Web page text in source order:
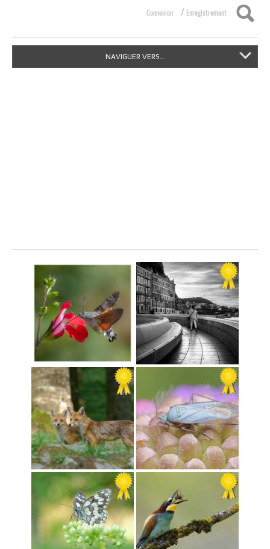
Connexion / Enregistrement
NAVIGUER VERS...